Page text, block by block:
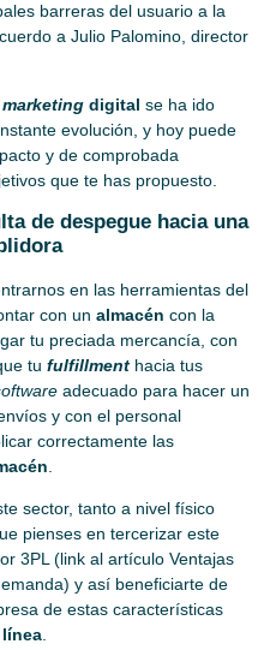
barreras del usuario a la
a Julio Palomino, director
marketing digital se ha ido
evolución, y hoy puede
y de comprobada
que te has propuesto.
de despegue hacia una
en las herramientas del
con un almacén con la
tu preciada mercancía, con
tu fulfillment hacia tus
adecuado para hacer un
y con el personal
correctamente las
sector, tanto a nivel físico
pienses en tercerizar este
3PL (link al artículo Ventajas
y así beneficiarte de
de estas características
.